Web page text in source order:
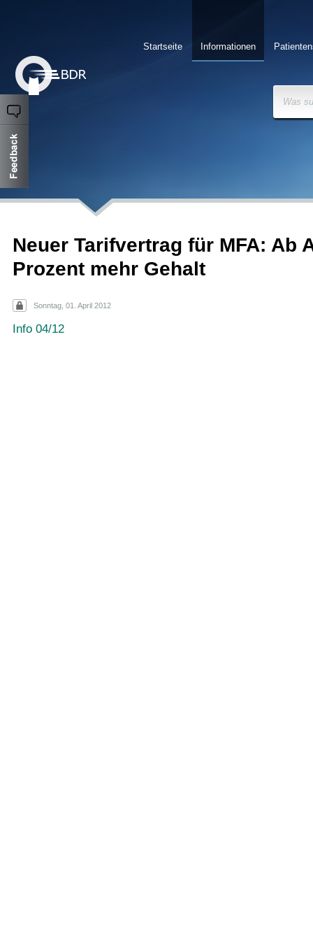
Informationen
Startseite
Was
Neuer Tarifvertrag für MFA: Ab
Prozent mehr Gehalt
Sonntag, 01. April 2012
Info 04/12